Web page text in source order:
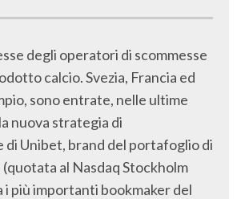
degli operatori di scommesse
calcio. Svezia, Francia ed
sono entrate, nelle ultime
nuova strategia di
di Unibet, brand del portafoglio di
al Nasdaq Stockholm
i più importanti bookmaker del